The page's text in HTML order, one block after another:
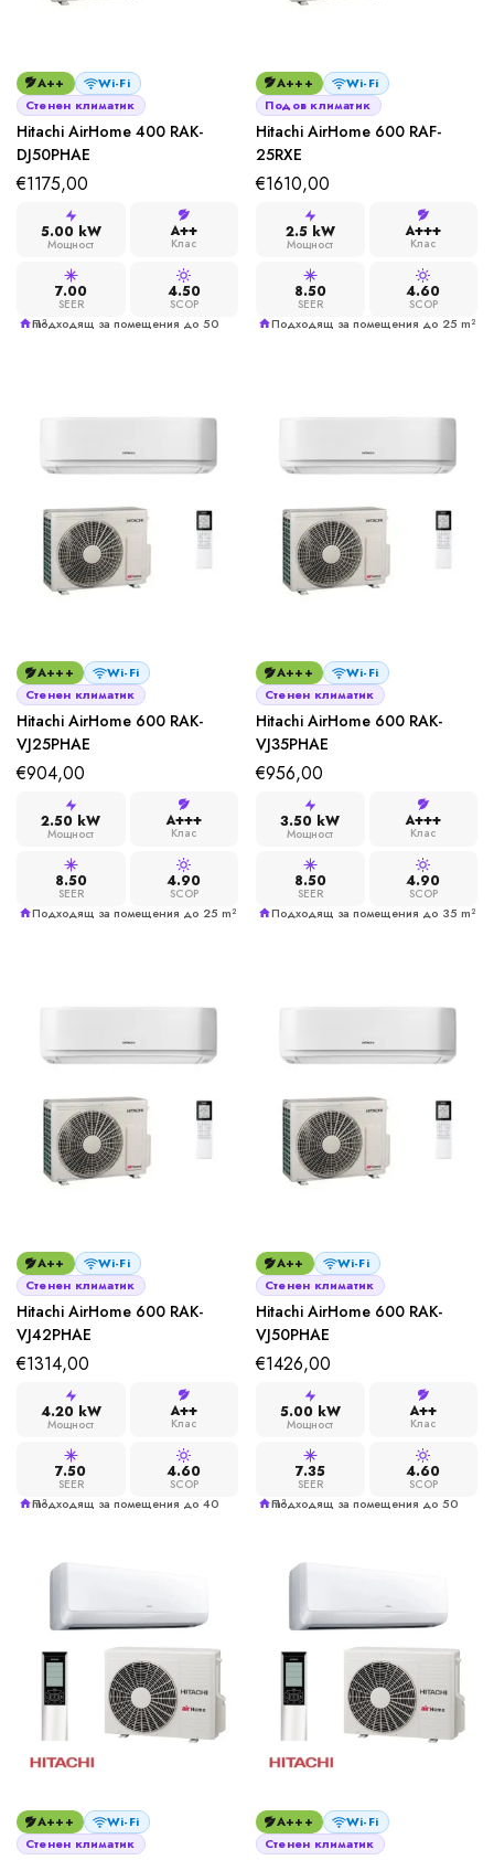
A++
Wi-Fi
Стенен климатик
Hitachi AirHome 400 RAK-
DJ50PHAE
€1175,00
5.00 kW
Мощност
A++
Клас
7.00
SEER
4.50
SCOP
Подходящ за помещения до 50 m²
A+++
Wi-Fi
Подов климатик
Hitachi AirHome 600 RAF-
25RXE
€1610,00
2.5 kW
Мощност
A+++
Клас
8.50
SEER
4.60
SCOP
Подходящ за помещения до 25 m²
A+++
Wi-Fi
Стенен климатик
Hitachi AirHome 600 RAK-
VJ25PHAE
€904,00
2.50 kW
Мощност
A+++
Клас
8.50
SEER
4.90
SCOP
Подходящ за помещения до 25 m²
A+++
Wi-Fi
Стенен климатик
Hitachi AirHome 600 RAK-
VJ35PHAE
€956,00
3.50 kW
Мощност
A+++
Клас
8.50
SEER
4.90
SCOP
Подходящ за помещения до 35 m²
A++
Wi-Fi
Стенен климатик
Hitachi AirHome 600 RAK-
VJ42PHAE
€1314,00
4.20 kW
Мощност
A++
Клас
7.50
SEER
4.60
SCOP
Подходящ за помещения до 40 m²
A++
Wi-Fi
Стенен климатик
Hitachi AirHome 600 RAK-
VJ50PHAE
€1426,00
5.00 kW
Мощност
A++
Клас
7.35
SEER
4.60
SCOP
Подходящ за помещения до 50 m²
A+++
Wi-Fi
Стенен климатик
A+++
Wi-Fi
Стенен климатик